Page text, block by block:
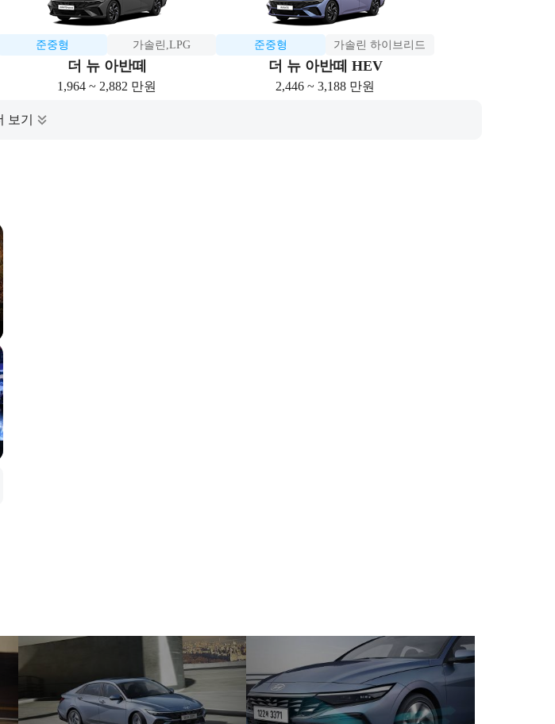
준중형 가솔린,LPG
더 뉴 아반떼
1,964 ~ 2,882 만원
준중형 가솔린 하이브리드
더 뉴 아반떼 HEV
2,446 ~ 3,188 만원